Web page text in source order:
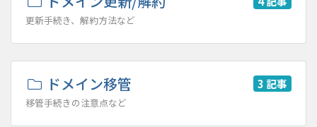
更新手続き、解約方法など
3 記事
ドメイン移管
移管手続きの注意点など